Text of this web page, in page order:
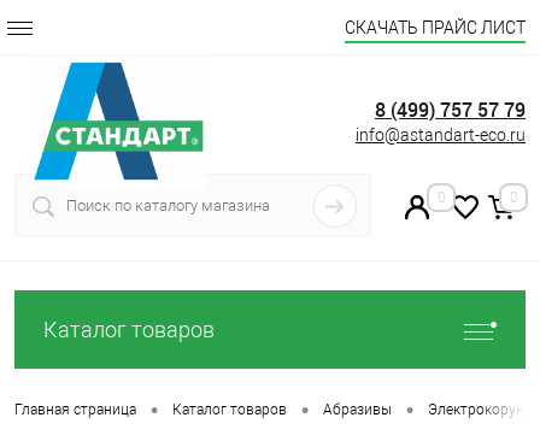
СКАЧАТЬ ПРАЙС ЛИСТ
8 (499) 757 57 79
info@astandart-eco.ru
0 0
Каталог товаров
Главная страница • Каталог товаров • Абразивы • Электрокорунд